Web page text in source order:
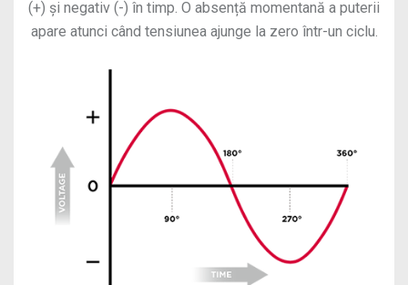
(+) și negativ (-) în timp. O absență momentană a puterii
apare atunci când tensiunea ajunge la zero într-un ciclu.